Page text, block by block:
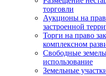
торговли
Аукционы на
застроенной
Торги на право
комплексном
Свободные
использование
Земельные